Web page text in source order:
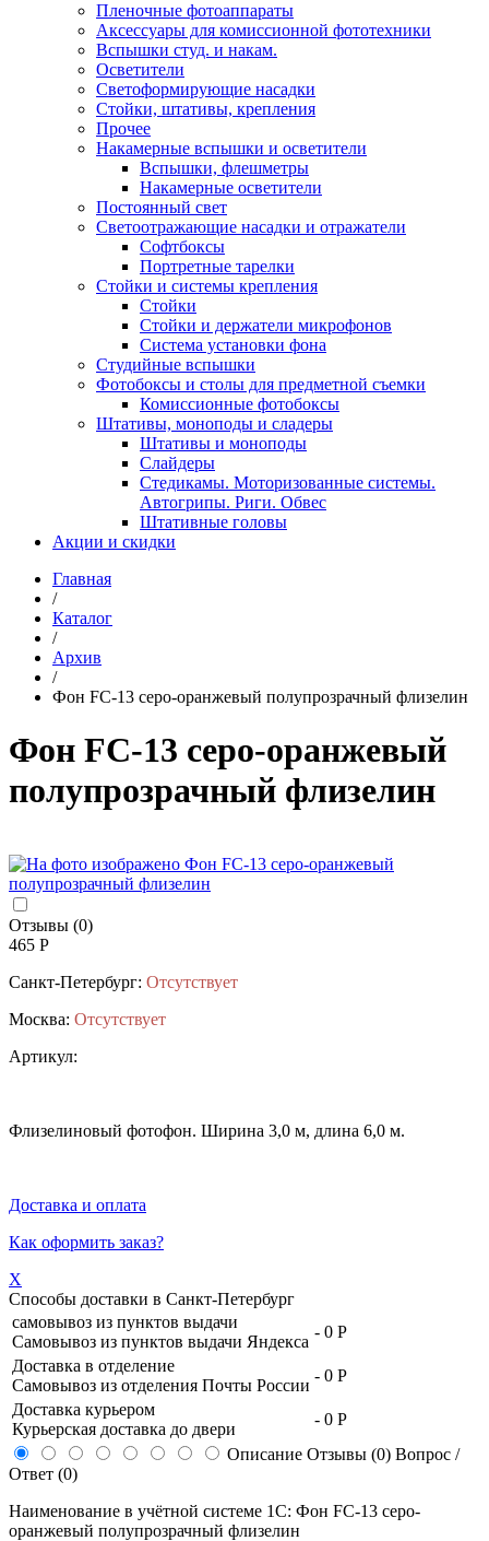
Пленочные фотоаппараты
Аксессуары для комиссионной фототехники
Вспышки студ. и накам.
Осветители
Светоформирующие насадки
Стойки, штативы, крепления
Прочее
Накамерные вспышки и осветители
Вспышки, флешметры
Накамерные осветители
Постоянный свет
Светоотражающие насадки и отражатели
Софтбоксы
Портретные тарелки
Стойки и системы крепления
Стойки
Стойки и держатели микрофонов
Система установки фона
Студийные вспышки
Фотобоксы и столы для предметной съемки
Комиссионные фотобоксы
Штативы, моноподы и сладеры
Штативы и моноподы
Слайдеры
Стедикамы. Моторизованные системы.
Автогрипы. Риги. Обвес
Штативные головы
Акции и скидки
Главная
/
Каталог
/
Архив
/
Фон FC-13 серо-оранжевый полупрозрачный флизелин
Фон FC-13 серо-оранжевый
полупрозрачный флизелин
Отзывы (0)
465 Р
Санкт-Петербург: Отсутствует
Москва: Отсутствует
Артикул:
Флизелиновый фотофон. Ширина 3,0 м, длина 6,0 м.
Доставка и оплата
Как оформить заказ?
X
Способы доставки в Санкт-Петербург
самовывоз из пунктов выдачи
Самовывоз из пунктов выдачи Яндекса
- 0 Р
Доставка в отделение
Самовывоз из отделения Почты России
- 0 Р
Доставка курьером
Курьерская доставка до двери
- 0 Р
Описание Отзывы (0) Вопрос /
Ответ (0)
Наименование в учётной системе 1С: Фон FC-13 серо-
оранжевый полупрозрачный флизелин